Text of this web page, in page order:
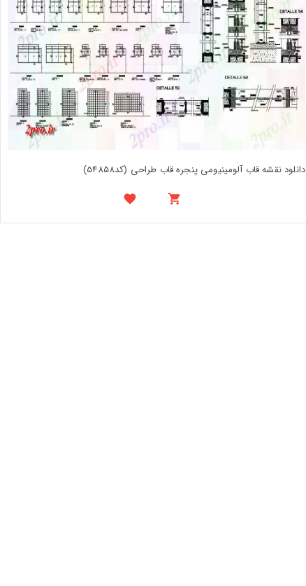
دانلود نقشه قاب آلومینیومی پنجره قاب طراحی (کد54858)